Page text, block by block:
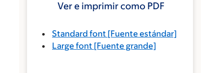
Ver e imprimir como PDF
Standard font [Fuente estándar]
Large font [Fuente grande]